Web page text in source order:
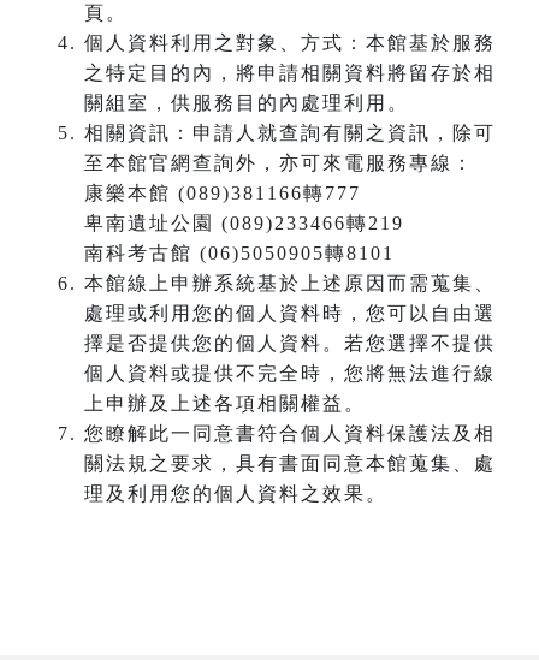
頁。
個人資料利用之對象、方式：本館基於服務
之特定目的內，將申請相關資料將留存於相
關組室，供服務目的內處理利用。
相關資訊：申請人就查詢有關之資訊，除可
至本館官網查詢外，亦可來電服務專線：
康樂本館 (089)381166轉777
卑南遺址公園 (089)233466轉219
南科考古館 (06)5050905轉8101
本館線上申辦系統基於上述原因而需蒐集、
處理或利用您的個人資料時，您可以自由選
擇是否提供您的個人資料。若您選擇不提供
個人資料或提供不完全時，您將無法進行線
上申辦及上述各項相關權益。
您瞭解此一同意書符合個人資料保護法及相
關法規之要求，具有書面同意本館蒐集、處
理及利用您的個人資料之效果。